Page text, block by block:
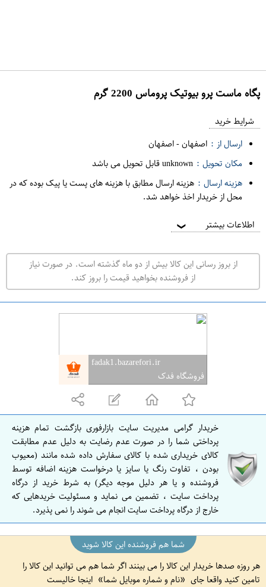
پگاه ماست پرو بيوتيک پروماس 2200 گرم
ر
ت
ه
ر
ا
ص
ه
ا
ص
ف
ه
ا
ن
شرایط خرید
ارسال از : اصفهان-اصفهان
مکان تحویل : unknown قابل تحویل می باشد
هزینه ارسال : هزینه ارسال مطابق با هزینه های پست یا پیک بوده که در
محل از خریدار اخذ خواهد شد.
اطلاعات بیشتر ❯
از بروز رسانی این کالا بیش از دو ماه گذشته است. در صورت نیاز
از فروشنده بخواهید قیمت را بروز کند.
fadak1.bazarefori.ir
فروشگاه فدک
خریدار گرامی مدیریت سایت بازارفوری بازگشت تمام هزینه
پرداختی شما را در صورت عدم رضایت به دلیل عدم مطابقت
کالای خریداری شده با کالای سفارش داده شده مانند (معیوب
بودن ، تفاوت رنگ یا سایز یا درخواست هزینه اضافه توسط
فروشنده و یا هر دلیل موجه دیگر) به شرط خرید از درگاه
پرداخت سایت ، تضمین می نماید و مسئولیت خریدهایی که
خارج از درگاه پرداخت سایت انجام می شوند را نمی پذیرد.
شما هم فروشنده این کالا شوید
هر روزه صدها خریدار این کالا را می بینند اگر شما هم می توانید این کالا را
تامین کنید واقعا جای
نام و شماره موبایل شما اینجا خالیست